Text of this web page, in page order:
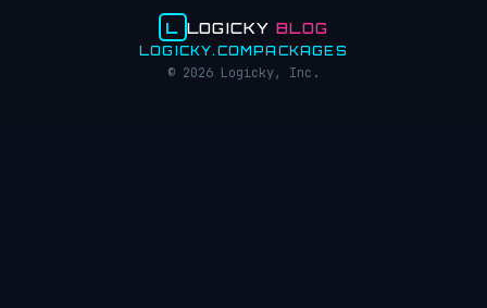
L LOGICKYBLOG
LOGICKY.COM PACKAGES
© 2026 Logicky, Inc.